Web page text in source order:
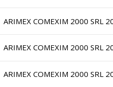
ARIMEX COMEXIM 2000 SRL
ARIMEX COMEXIM 2000 SRL
ARIMEX COMEXIM 2000 SRL